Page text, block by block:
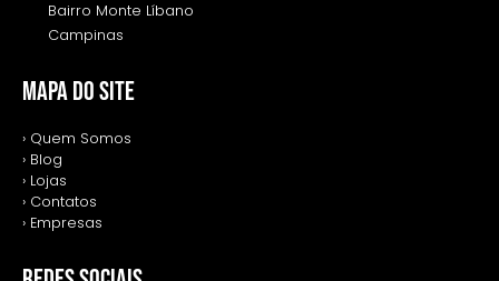
Bairro Monte Líbano
Campinas
MAPA DO SITE
› Quem Somos
› Blog
› Lojas
› Contatos
› Empresas